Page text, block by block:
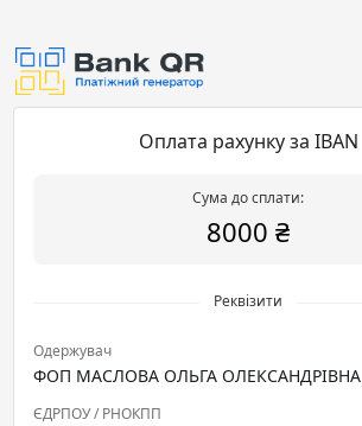
Оплата рахунку за IBAN
Сума до сплати:
8000 ₴
Реквізити
Одержувач
ФОП МАСЛОВА ОЛЬГА ОЛЕКСАНДРІВНА
ЄДРПОУ / РНОКПП